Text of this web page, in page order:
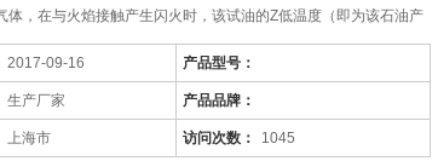
体，在与火焰接触产生闪火时，该试油的Z低温度（即为该石油产
2017-09-16 产品型号：
生产厂家 产品品牌：
上海市 访问次数： 1045